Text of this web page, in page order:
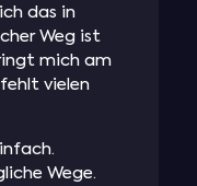
das in
Weg ist
mich am
vielen
Wege.